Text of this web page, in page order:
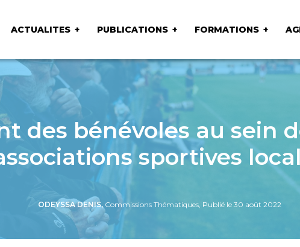
ACTUALITES PUBLICATIONS FORMATIONS
des bénévoles au sein
sportives
ODEYSSA DENIS, Commissions Thématiques, Publié le 30 août 2022